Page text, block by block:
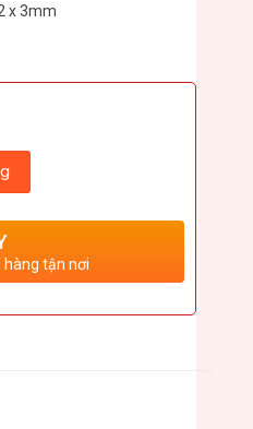
x 3mm
hàng tận nơi